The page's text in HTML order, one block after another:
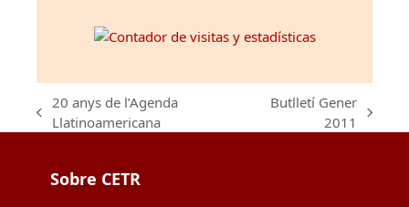
previous
20 anys de l’Agenda
Llatinoamericana
Butlletí Gener
2011
Sobre CETR